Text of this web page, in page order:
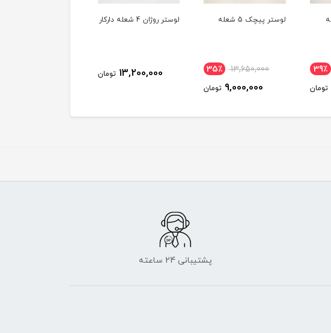
39٪
تومان
لوستر پیچک 5 شعله
13,650,000 35٪
9,000,000 تومان
لوستر روژان 4 شعله دارکار
13,200,000 تومان
پشتیبانی 24 ساعته